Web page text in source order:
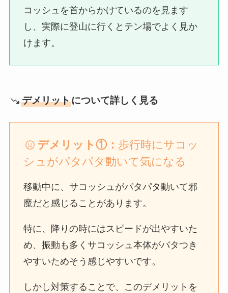
コッシュを首からかけているのを見ます
し、実際に登山に行くとテン場でよく見か
けます。
デメリットについて詳しく見る
デメリット①： 歩行時にサコッ
シュがパタパタ動いて気になる
移動中に、サコッシュがパタパタ動いて邪
魔だと感じることがあります。
特に、降りの時にはスピードが出やすいた
め、振動も多くサコッシュ本体がバタつき
やすいためそう感じやすいです。
しかし対策することで、このデメリットを